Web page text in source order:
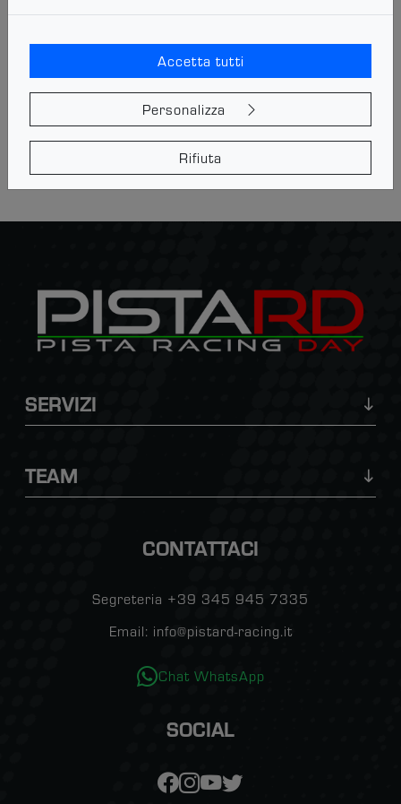
WELCOME RIDER
Scendi in pista con la tua BMW!
Prenota i turni
SERVIZI
TEAM
CONTATTACI
Segreteria +39 345 945 7335
Email: info@pistard-racing.it
Chat WhatsApp
SOCIAL
Accetta tutti
Personalizza
Rifiuta